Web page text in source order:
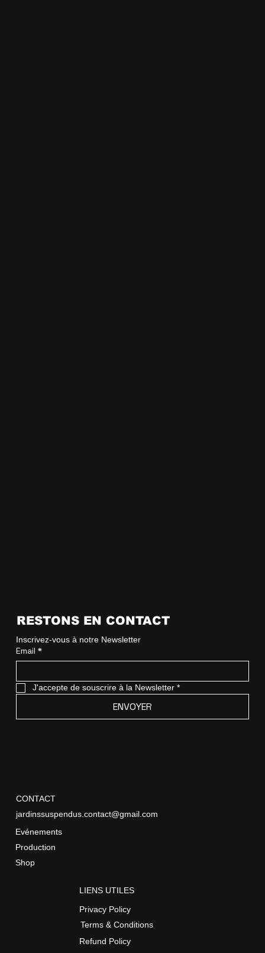
RESTONS EN CONTACT
Inscrivez-vous à notre Newsletter
Email *
J'accepte de souscrire à la Newsletter *
ENVOYER
CONTACT
jardinssuspendus.contact@gmail.com
Evénements
Production
Shop
LIENS UTILES
Privacy Policy
Terms & Conditions
Refund Policy